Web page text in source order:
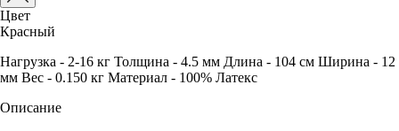
Цвет
Красный
Нагрузка - 2-16 кг Толщина - 4.5 мм Длина - 104 см Ширина - 12
мм Вес - 0.150 кг Материал - 100% Латекс
Описание